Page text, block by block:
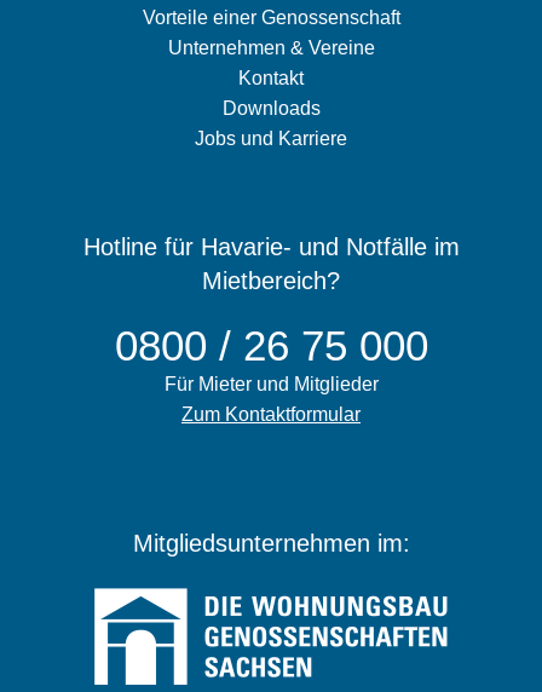
Vorteile einer Genossenschaft
Unternehmen & Vereine
Kontakt
Downloads
Jobs und Karriere
Hotline für Havarie- und Notfälle im
Mietbereich?
0800 / 26 75 000
Für Mieter und Mitglieder
Zum Kontaktformular
Mitgliedsunternehmen im: